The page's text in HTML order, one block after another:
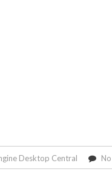
Desktop Central